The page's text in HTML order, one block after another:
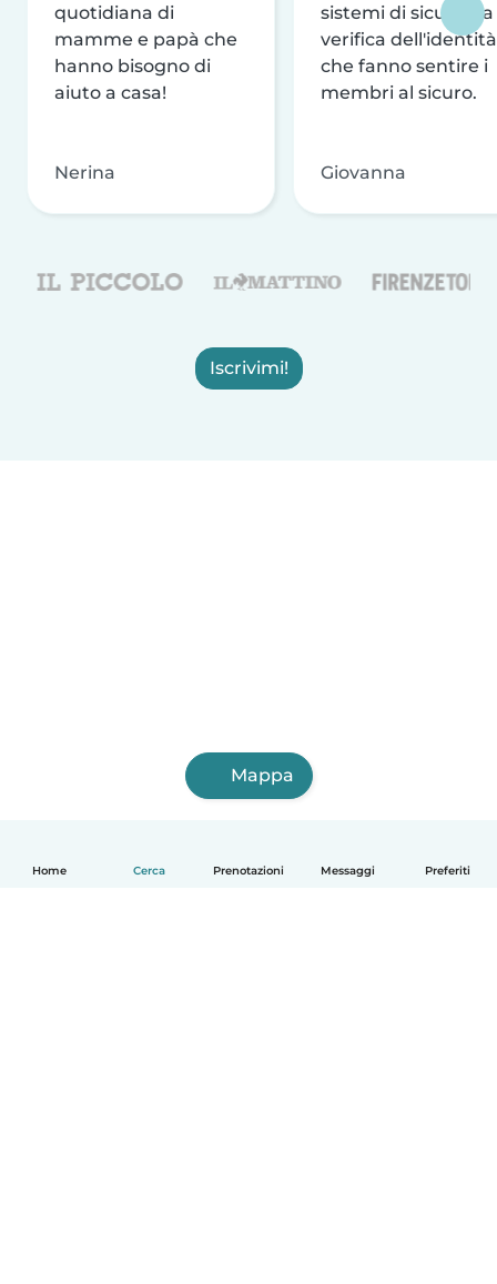
Home Cerca Prenotazioni Messaggi Preferiti
quotidiana di
mamme e papà che
hanno bisogno di
aiuto a casa!
Nerina
sistemi di sicurezza
verifica dell'identità
che fanno sentire i
membri al sicuro.
Giovanna
Iscrivimi!
Mappa